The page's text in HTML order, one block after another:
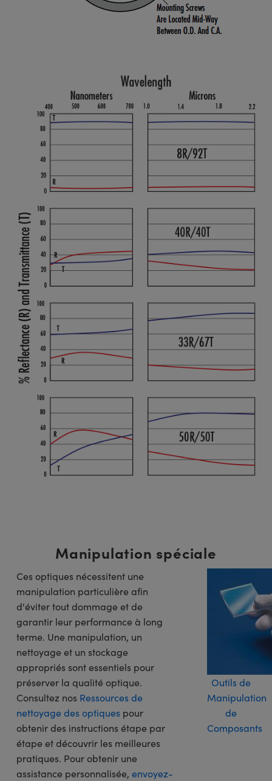
Manipulation spéciale
Ces optiques nécessitent une
manipulation particulière afin
d'éviter tout dommage et de
garantir leur performance à long
terme. Une manipulation, un
nettoyage et un stockage
appropriés sont essentiels pour
préserver la qualité optique.
Consultez nos Ressources de
nettoyage des optiques pour
obtenir des instructions étape par
étape et découvrir les meilleures
pratiques. Pour obtenir une
assistance personnalisée, envoyez-
Outils de
Manipulation
de
Composants